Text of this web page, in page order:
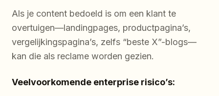
Als je content bedoeld is om een klant te
overtuigen—landingpages, productpagina’s,
vergelijkingspagina’s, zelfs “beste X”-blogs—
kan die als reclame worden gezien.
Veelvoorkomende enterprise risico’s: